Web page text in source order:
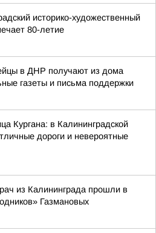
историко-художественный
80-летие
в ДНР получают из дома
газеты и письма поддержки
Кургана: в Калининградской
дороги и невероятные
из Калининграда прошли в
Газмановых